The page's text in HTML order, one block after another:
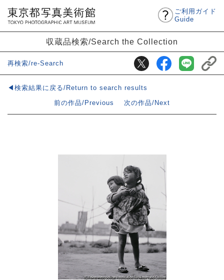
ご利用ガイド
Guide
収蔵品検索/Search the Collection
再検索/re-Search
◀検索結果に戻る/Return to search results
前の作品/Previous
次の作品/Next